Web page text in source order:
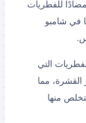
للفطريات
في شامبو
التي
مما
منها